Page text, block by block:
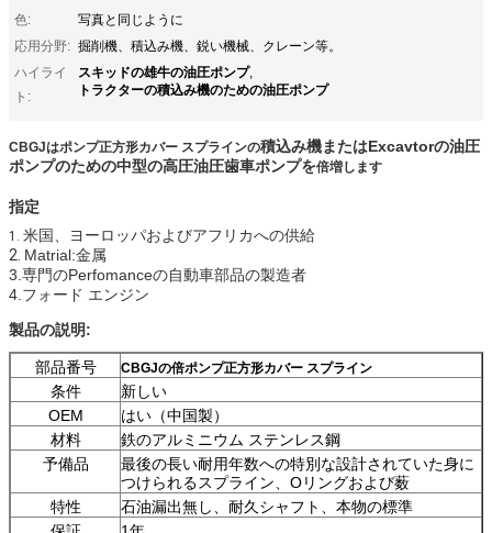
色:
写真と同じように
応用分野: 掘削機、積込み機、鋭い機械、クレーン等。
ハイライ
ト:
スキッドの雄牛の油圧ポンプ,
トラクターの積込み機のための油圧ポンプ
CBGJはポンプ正方形カバー スプラインの積込み機またはExcavtorの油圧
ポンプのための中型の高圧油圧歯車ポンプを倍増します
指定
1. 米国、ヨーロッパおよびアフリカへの供給
2. Matrial:金属
3.専門のPerfomanceの自動車部品の製造者
4.フォード エンジン
製品の説明:
部品番号 CBGJの倍ポンプ正方形カバー スプライン
条件
新しい
OEM
はい（中国製）
材料
鉄のアルミニウム ステンレス鋼
予備品
最後の長い耐用年数への特別な設計されていた身に
つけられるスプライン、Oリングおよび薮
特性
石油漏出無し、耐久シャフト、本物の標準